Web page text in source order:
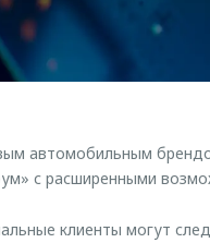
автомобильным
с расширенными
клиенты могут